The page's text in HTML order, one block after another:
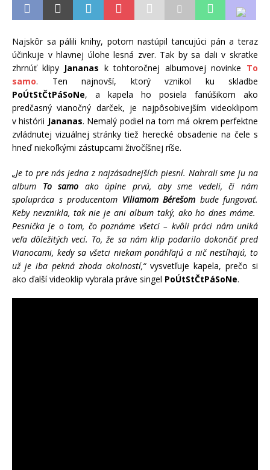
Najskôr sa pálili knihy, potom nastúpil tancujúci pán a teraz
účinkuje v hlavnej úlohe lesná zver. Tak by sa dali v skratke
zhrnúť klipy Jananas k tohtoročnej albumovej novinke To
samo. Ten najnovší, ktorý vznikol ku skladbe
PoÚtStČtPáSoNe, a kapela ho posiela fanúšikom ako
predčasný vianočný darček, je najpôsobivejším videoklipom
v histórii Jananas. Nemalý podiel na tom má okrem perfektne
zvládnutej vizuálnej stránky tiež herecké obsadenie na čele s
hneď niekoľkými zástupcami živočíšnej ríše.
„Je to pre nás jedna z najzásadnejších piesní. Nahrali sme ju na
album To samo ako úplne prvú, aby sme vedeli, či nám
spolupráca s producentom Viliamom Bérešom bude fungovať.
Keby nevznikla, tak nie je ani album taký, ako ho dnes máme.
Pesnička je o tom, čo poznáme všetci – kvôli práci nám uniká
veľa dôležitých vecí. To, že sa nám klip podarilo dokončiť pred
Vianocami, kedy sa všetci niekam ponáhľajú a nič nestíhajú, to
už je iba pekná zhoda okolností,“vysvetľuje kapela, prečo si
ako ďalší videoklip vybrala práve singel PoÚtStČtPáSoNe.